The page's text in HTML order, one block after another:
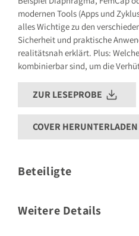
modernen Tools (Apps und
alles Wichtige zu den
Sicherheit und praktische
realitätsnah erklärt. Plus:
kombinierbar sind, um die
ZUR LESEPROBE
COVER HERUNTERLADEN
Beteiligte
Weitere Details